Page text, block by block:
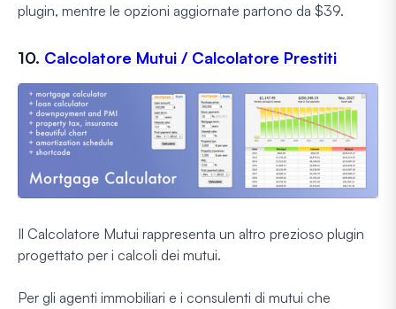
plugin, mentre le opzioni aggiornate partono da $39.
10. Calcolatore Mutui / Calcolatore Prestiti
Il Calcolatore Mutui rappresenta un altro prezioso plugin
progettato per i calcoli dei mutui.
Per gli agenti immobiliari e i consulenti di mutui che